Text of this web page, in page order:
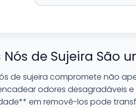
Nós de Sujeira São
de sujeira compromete não
odores desagradáveis
em removê-los pode